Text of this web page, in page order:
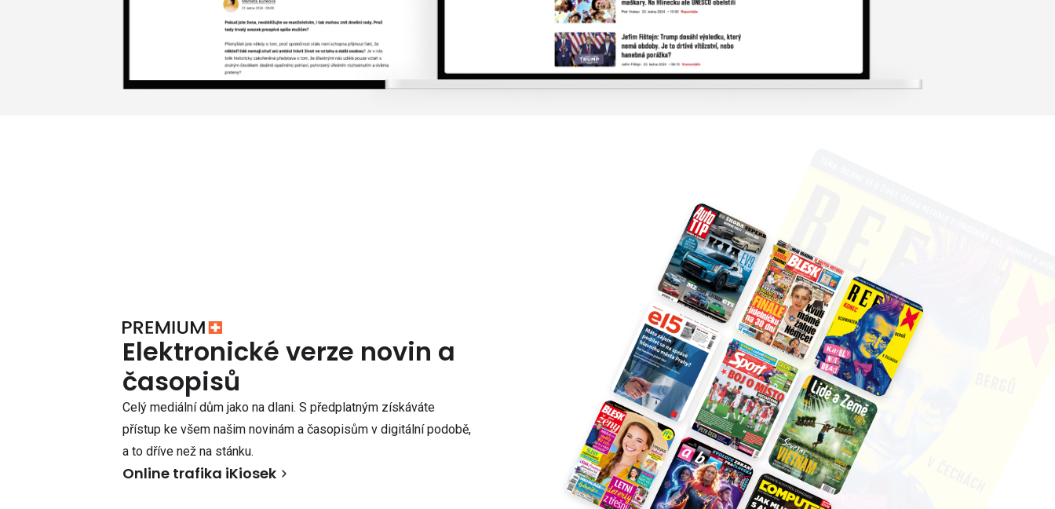
Elektronické verze novin a
časopisů
Celý mediální dům jako na dlani. S předplatným získáváte
přístup ke všem našim novinám a časopisům v digitální podobě,
a to dříve než na stánku.
Online trafika iKiosek